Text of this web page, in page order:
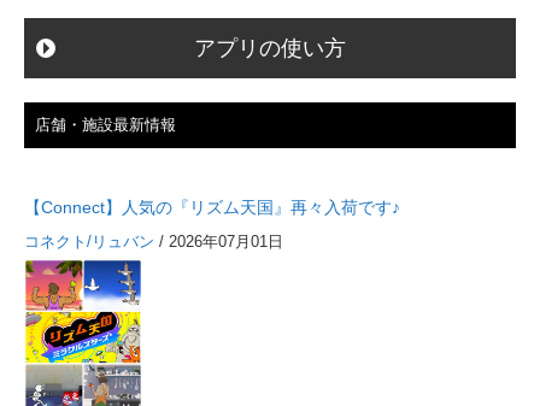
アプリの使い方
店舗・施設最新情報
【Connect】人気の『リズム天国』再々入荷です♪
コネクト/リュバン / 2026年07月01日